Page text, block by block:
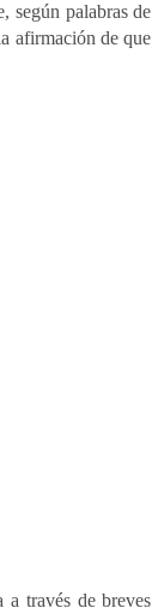
según palabras de
afirmación de que
a través de breves